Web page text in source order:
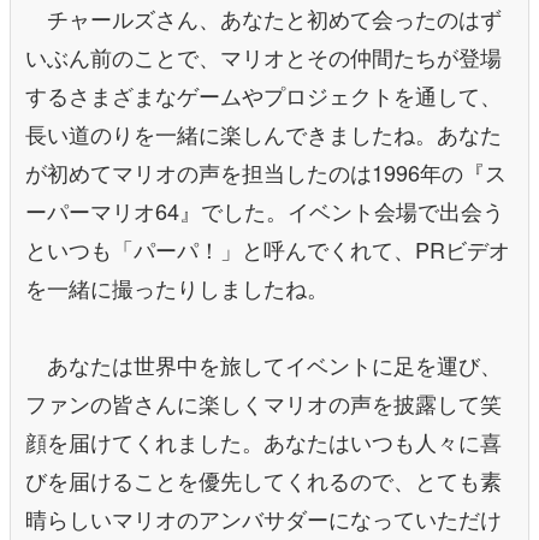
チャールズさん、あなたと初めて会ったのはず
いぶん前のことで、マリオとその仲間たちが登場
するさまざまなゲームやプロジェクトを通して、
長い道のりを一緒に楽しんできましたね。あなた
が初めてマリオの声を担当したのは1996年の『ス
ーパーマリオ64』でした。イベント会場で出会う
といつも「パーパ！」と呼んでくれて、PRビデオ
を一緒に撮ったりしましたね。
あなたは世界中を旅してイベントに足を運び、
ファンの皆さんに楽しくマリオの声を披露して笑
顔を届けてくれました。あなたはいつも人々に喜
びを届けることを優先してくれるので、とても素
晴らしいマリオのアンバサダーになっていただけ